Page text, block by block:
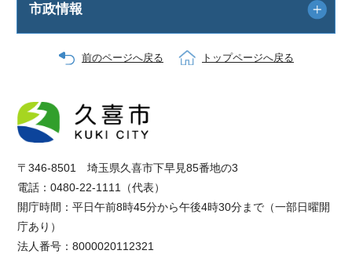
市政情報
前のページへ戻る トップページへ戻る
〒346-8501 埼玉県久喜市下早見85番地の3
電話：0480-22-1111（代表）
開庁時間：平日午前8時45分から午後4時30分まで（一部日曜開
庁あり）
法人番号：8000020112321